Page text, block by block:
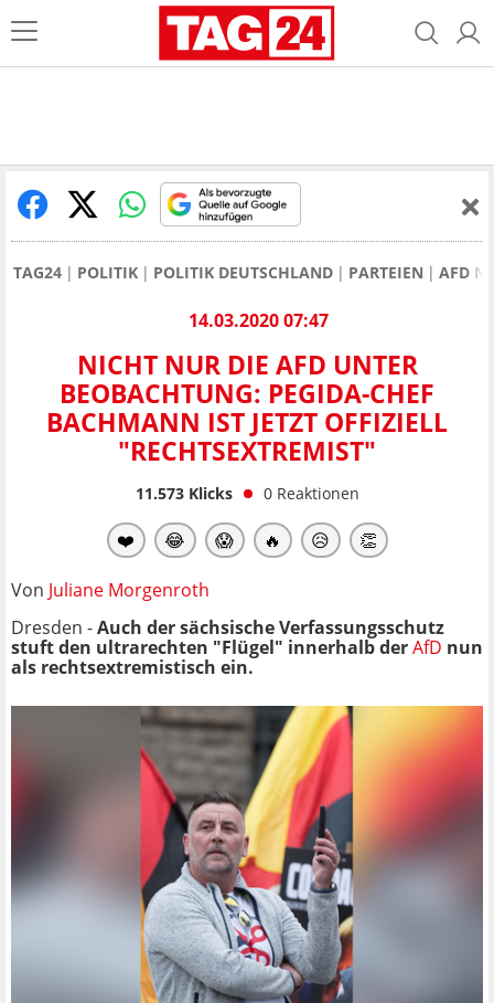
TAG24 POLITIK POLITIK DEUTSCHLAND PARTEIEN AFD
14.03.2020 07:47
NICHT NUR DIE AFD UNTER
BEOBACHTUNG: PEGIDA-CHEF
BACHMANN IST JETZT OFFIZIELL
"RECHTSEXTREMIST"
11.573Klicks 0 Reaktionen
❤️ 😂 😱 🔥 😥 👏
Von Juliane Morgenroth
Dresden -Auch der sächsische Verfassungsschutz
stuft den ultrarechten "Flügel" innerhalb derAfD nun
als rechtsextremistisch ein.